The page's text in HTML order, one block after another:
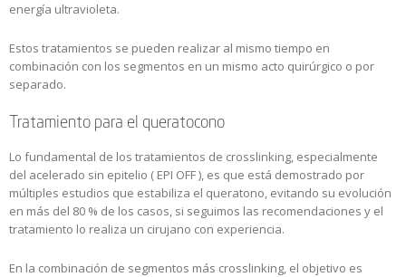
energía ultravioleta.
Estos tratamientos se pueden realizar al mismo tiempo en
combinación con los segmentos en un mismo acto quirúrgico o por
separado.
Tratamiento para el queratocono
Lo fundamental de los tratamientos de crosslinking, especialmente
del acelerado sin epitelio ( EPI OFF ), es que está demostrado por
múltiples estudios que estabiliza el queratono, evitando su evolución
en más del 80 % de los casos, si seguimos las recomendaciones y el
tratamiento lo realiza un cirujano con experiencia.
En la combinación de segmentos más crosslinking, el objetivo es